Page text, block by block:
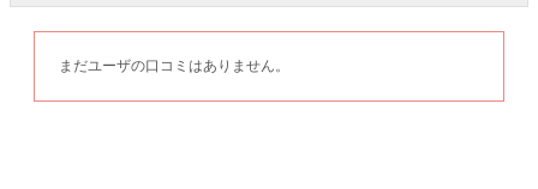
まだユーザの口コミはありません。